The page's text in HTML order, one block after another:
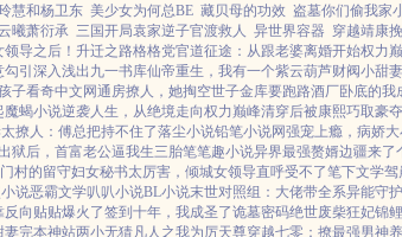
慧和杨卫东 美少女为何总BE 藏贝母的功效 盗墓你们偷我家
曦萧衍承 三国开局袁家逆子官渡救人 异世界容器 穿越靖康
导之后！ 升迁之路格格党官道征途：从跟老婆离婚开始权力
引 深入浅出 九一书库仙帝重生，我有一个紫云葫芦财阀小甜
子看奇中文网通房撩人，她掏空世子金库要跑路酒厂卧底的我
魔蝎小说逆袭人生，从绝境走向权力巅峰清穿后被康熙巧取豪
撩人：傅总把持不住了落尘小说铅笔小说网强宠上瘾，病娇
狱后，首富老公逼我生三胎笔笔趣小说异界最强赘婿边疆来了
村的留守妇女秘书太厉害，倾城女领导直呼受不了笔下文学驾
说恶霸文学叭叭小说BL小说末世对照组：大佬带全系异能守
向贴贴爆火了签到十年，我成圣了诡墓密码绝世废柴狂妃锦
妻完本神站两小无猜凡人之我为厉天尊穿越七零：撩最强男神